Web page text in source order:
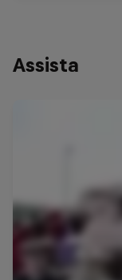
Assista